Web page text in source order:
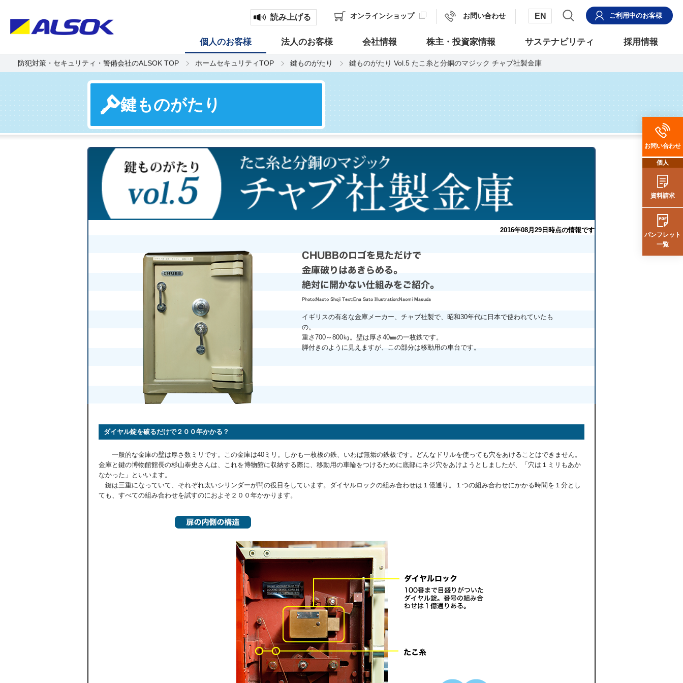
読み上げる オンラインショップ お問い合わせ EN ご利用中のお客様
個人のお客様 法人のお客様 会社情報 株主・投資家情報 サステナビリティ 採用情報
防犯対策・セキュリティ・警備会社のALSOK TOP ホームセキュリティTOP 鍵ものがたり 鍵ものがたり Vol.5 たこ糸と分銅のマジック チャブ社製金庫
鍵ものがたり
2016年08月29日時点の情報です
イギリスの有名な金庫メーカー、チャブ社製で、昭和30年代に日本で使われていたも
の。
重さ700～800㎏。壁は厚さ40㎜の一枚鉄です。
脚付きのように見えますが、この部分は移動用の車台です。
ダイヤル錠を破るだけで２００年かかる？
一般的な金庫の壁は厚さ数ミリです。この金庫は40ミリ。しかも一枚板の鉄、いわば無垢の鉄板です。どんなドリルを使っても穴をあけることはできません。
金庫と鍵の博物館館長の杉山泰史さんは、これを博物館に収納する際に、移動用の車輪をつけるために底部にネジ穴をあけようとしましたが、「穴は１ミリもあか
なかった」といいます。
鍵は三重になっていて、それぞれ太いシリンダーが閂の役目をしています。ダイヤルロックの組み合わせは１億通り。１つの組み合わせにかかる時間を１分とし
ても、すべての組み合わせを試すのにおよそ２００年かかります。
お問い合わせ
個人
資料請求
パンフレット
一覧